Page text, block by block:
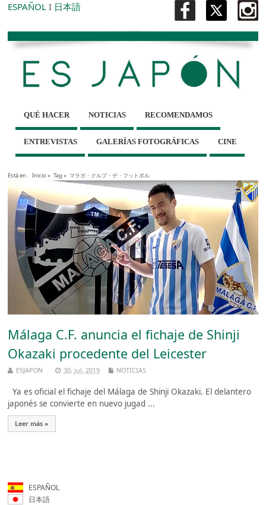
ESPAÑOL I 日本語
QUÉ HACER NOTICIAS RECOMENDAMOS
ENTREVISTAS GALERÍAS FOTOGRÁFICAS CINE
Está en : Inicio» Tag » マラガ・クルブ・デ・フットボル
Málaga C.F. anuncia el fichaje de Shinji
Okazaki procedente del Leicester
ESJAPON 30, jul, 2019 NOTICIAS
Ya es oficial el fichaje del Málaga de Shinji Okazaki. El delantero
japonés se convierte en nuevo jugad ...
Leer más »
ESPAÑOL
日本語